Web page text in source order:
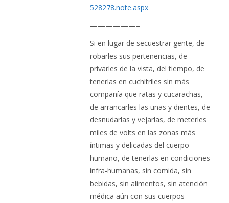
528278.note.aspx
——————–
Si en lugar de secuestrar gente, de
robarles sus pertenencias, de
privarles de la vista, del tiempo, de
tenerlas en cuchitriles sin más
compañía que ratas y cucarachas,
de arrancarles las uñas y dientes, de
desnudarlas y vejarlas, de meterles
miles de volts en las zonas más
íntimas y delicadas del cuerpo
humano, de tenerlas en condiciones
infra-humanas, sin comida, sin
bebidas, sin alimentos, sin atención
médica aún con sus cuerpos